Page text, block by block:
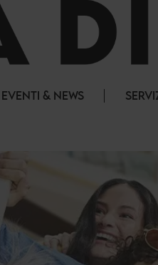
EVENTI & NEWS